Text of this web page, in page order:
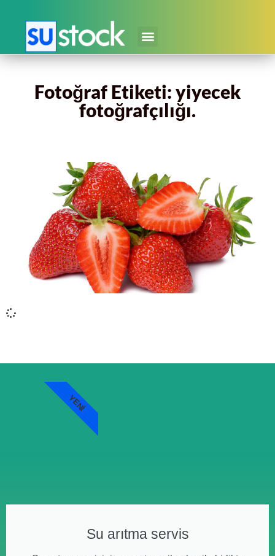
Fotoğraf Etiketi: yiyecek
fotoğrafçılığı.
Su arıtma servis
YENI